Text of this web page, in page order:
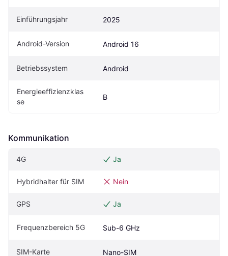
Einführungsjahr 2025
Android-Version Android 16
Betriebssystem Android
Energieeffizienzklas
se
B
Kommunikation
4G Ja
Hybridhalter für SIM Nein
GPS Ja
Frequenzbereich 5G Sub-6 GHz
SIM-Karte Nano-SIM